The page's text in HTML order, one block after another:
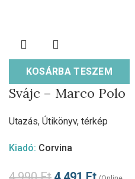
KOSÁRBA TESZEM
Svájc – Marco Polo
Utazás, Útikönyv, térkép
Kiadó: Corvina